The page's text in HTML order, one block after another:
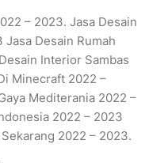
– 2023. Jasa Desain
Desain Rumah
Interior Sambas
Minecraft 2022 –
Mediterania 2022 –
2022 – 2023
2022 – 2023.